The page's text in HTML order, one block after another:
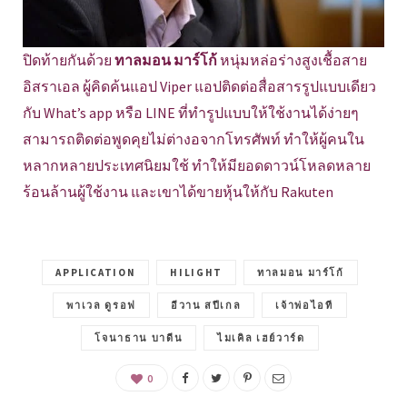
ปิดท้ายกันด้วย ทาลมอน มาร์โก้หนุ่มหล่อร่างสูงเชื้อสาย
อิสราเอล ผู้คิดค้นแอป Viper แอปติดต่อสื่อสารรูปแบบเดียว
กับ What’s app หรือ LINE ที่ทำรูปแบบให้ใช้งานได้ง่ายๆ
สามารถติดต่อพูดคุยไม่ต่างอจากโทรศัพท์ ทำให้ผู้คนใน
หลากหลายประเทศนิยมใช้ ทำให้มียอดดาวน์โหลดหลาย
ร้อนล้านผู้ใช้งาน และเขาได้ขายหุ้นให้กับ Rakuten
APPLICATION HILIGHT ทาลมอน มาร์โก้
พาเวล ดูรอฟ อีวาน สปีเกล เจ้าพ่อไอที
โจนาธาน บาดีน ไมเคิล เฮย์วาร์ด
0